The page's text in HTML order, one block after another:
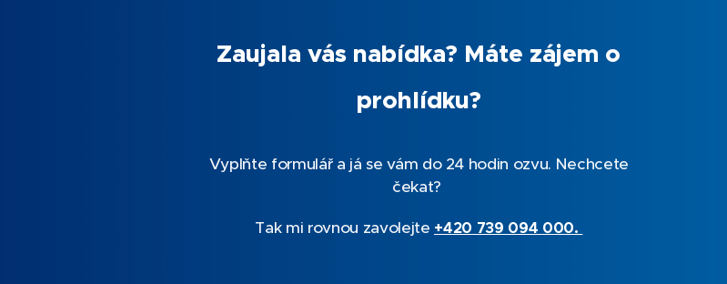
Zaujala vás nabídka? Máte zájem o
prohlídku?
Vyplňte formulář a já se vám do 24 hodin ozvu. Nechcete
čekat?
Tak mi rovnou zavolejte +420 739 094 000.